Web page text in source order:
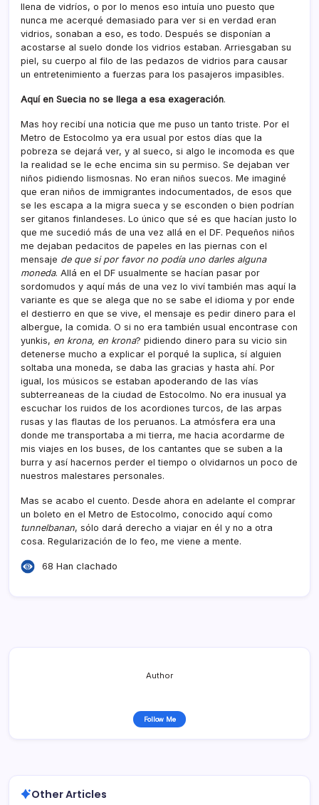
llena de vidrí­os, o por lo menos eso intuí­a uno puesto que
nunca me acerqué demasiado para ver si en verdad eran
vidrios, sonaban a eso, es todo. Después se disponí­an a
acostarse al suelo donde los vidrios estaban. Arriesgaban su
piel, su cuerpo al filo de las pedazos de vidrios para causar
un entretenimiento a fuerzas para los pasajeros impasibles.
Aquí­ en Suecia no se llega a esa exageración.
Mas hoy recibí­ una noticia que me puso un tanto triste. Por el
Metro de Estocolmo ya era usual por estos dí­as que la
pobreza se dejará ver, y al sueco, si algo le incomoda es que
la realidad se le eche encima sin su permiso. Se dejaban ver
niños pidiendo lismosnas. No eran niños suecos. Me imaginé
que eran niños de immigrantes indocumentados, de esos que
se les escapa a la migra sueca y se esconden o bien podrí­an
ser gitanos finlandeses. Lo único que sé es que hací­an justo lo
que me sucedió más de una vez allá en el DF. Pequeños niños
me dejaban pedacitos de papeles en las piernas con el
mensaje de que si por favor no podí­a uno darles alguna
moneda. Allá en el DF usualmente se hací­an pasar por
sordomudos y aquí­ más de una vez lo viví­ también mas aquí­ la
variante es que se alega que no se sabe el idioma y por ende
el destierro en que se vive, el mensaje es pedir dinero para el
albergue, la comida. O si no era también usual encontrase con
yunkis, en krona, en krona? pidiendo dinero para su vicio sin
detenerse mucho a explicar el porqué la suplica, sí­ alguien
soltaba una moneda, se daba las gracias y hasta ahí­. Por
igual, los músicos se estaban apoderando de las ví­as
subterreaneas de la ciudad de Estocolmo. No era inusual ya
escuchar los ruidos de los acordiones turcos, de las arpas
rusas y las flautas de los peruanos. La atmósfera era una
donde me transportaba a mi tierra, me hacia acordarme de
mis viajes en los buses, de los cantantes que se suben a la
burra y así­ hacernos perder el tiempo o olvidarnos un poco de
nuestros malestares personales.
Mas se acabo el cuento. Desde ahora en adelante el comprar
un boleto en el Metro de Estocolmo, conocido aquí­ como
tunnelbanan, sólo dará derecho a viajar en él y no a otra
cosa. Regularización de lo feo, me viene a mente.
68 Han clachado
Author
Follow Me
Other Articles